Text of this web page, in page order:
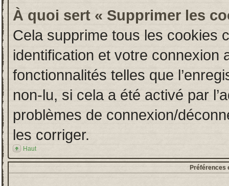
À quoi sert « Supprimer les
Cela supprime tous les cookies
identification et votre connexion
fonctionnalités telles que
non-lu, si cela a été activé par
problèmes de connexion/
les corriger.
Haut
Préférences